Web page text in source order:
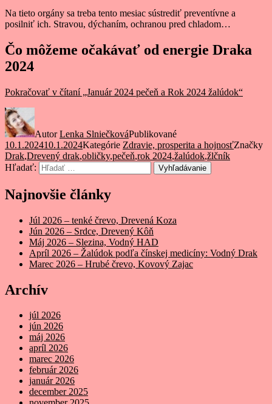
Na tieto orgány sa treba tento mesiac sústrediť preventívne a
posilniť ich. Stravou, dýchaním, ochranou pred chladom…
Čo môžeme očakávať od energie Draka
2024
Pokračovať v čítaní„Január 2024 pečeň a Rok 2024 žalúdok“
AutorLenka SlniečkováPublikované
10.1.202410.1.2024Kategórie Zdravie, prosperita a hojnosťZnačky
Drak,Drevený drak,obličky,pečeň,rok 2024,žalúdok,žlčník
Hľadať:
Vyhľadávanie
Najnovšie články
Júl 2026 – tenké črevo, Drevená Koza
Jún 2026 – Srdce, Drevený Kôň
Máj 2026 – Slezina, Vodný HAD
Apríl 2026 – Žalúdok podľa čínskej medicíny: Vodný Drak
Marec 2026 – Hrubé črevo, Kovový Zajac
Archív
júl 2026
jún 2026
máj 2026
apríl 2026
marec 2026
február 2026
január 2026
december 2025